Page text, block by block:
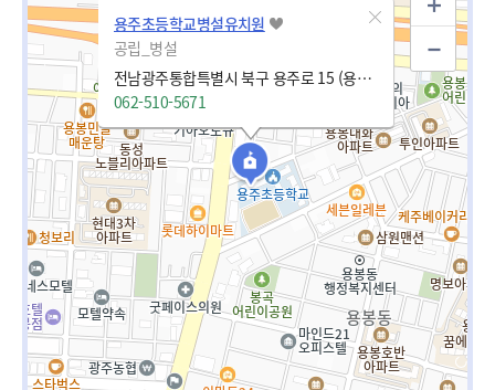
용주초등학교병설유치원
공립_병설
전남광주통합특별시 북구 용주로 15 (용봉동)
062-510-5671